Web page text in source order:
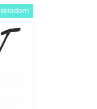
skladom